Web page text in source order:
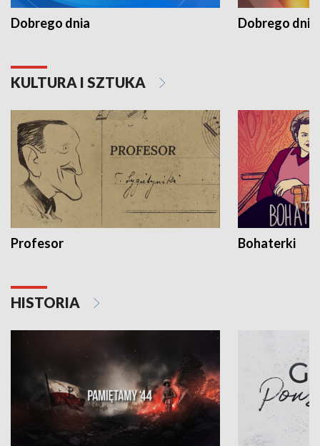
Dobrego dnia Dobrego dnia
KULTURA I SZTUKA
Profesor Bohaterki
HISTORIA